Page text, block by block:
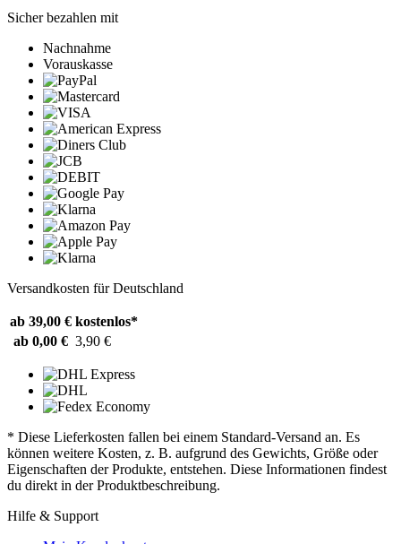
Sicher bezahlen mit
Nachnahme
Vorauskasse
Versandkosten für Deutschland
ab 39,00 € kostenlos*
ab 0,00 € 3,90 €
* Diese Lieferkosten fallen bei einem Standard-Versand an. Es
können weitere Kosten, z. B. aufgrund des Gewichts, Größe oder
Eigenschaften der Produkte, entstehen. Diese Informationen findest
du direkt in der Produktbeschreibung.
Hilfe & Support